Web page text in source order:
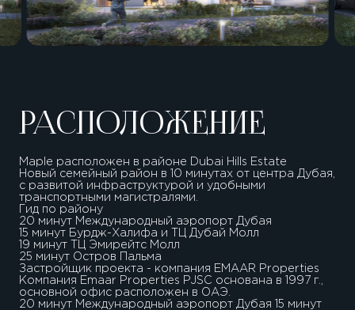
РАСПОЛОЖЕНИЕ
Maple расположен в районе Dubai Hills Estate
Новый семейный район в 10 минутах от центра Дубая,
с развитой инфраструктурой и удобными
транспортными магистралями.
Гид по району
20 минут Международный аэропорт Дубая
15 минут Бурдж-Халифа и ТЦ Дубай Молл
19 минут ТЦ Эмирейтс Молл
25 минут Остров Пальма
Застройщик проекта - компания EMAAR Properties
Компания Emaar Properties PJSC основана в 1997 г.,
основной офис расположен в ОАЭ.
20 минут Международный аэропорт Дубая 15 минут